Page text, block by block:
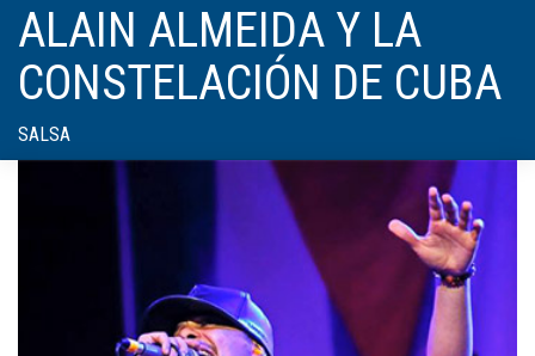
ALAIN ALMEIDA Y LA
CONSTELACIÓN DE CUBA
SALSA